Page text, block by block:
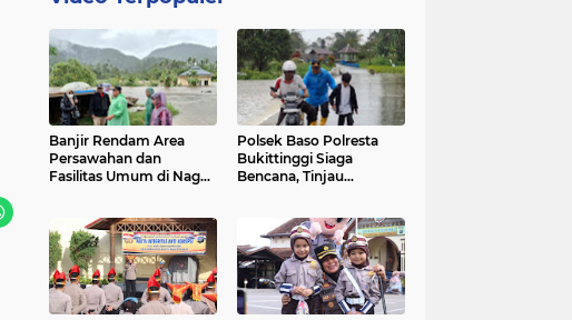
Banjir Rendam Area
Persawahan dan
Fasilitas Umum di Nagari
Polsek Baso Polresta
Bukittinggi Siaga
Bencana, Tinjau